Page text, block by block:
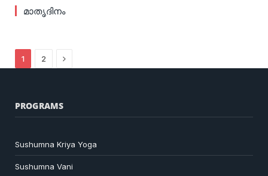
മാതൃദിനം
1 2 Next
PROGRAMS
Sushumna Kriya Yoga
Sushumna Vani